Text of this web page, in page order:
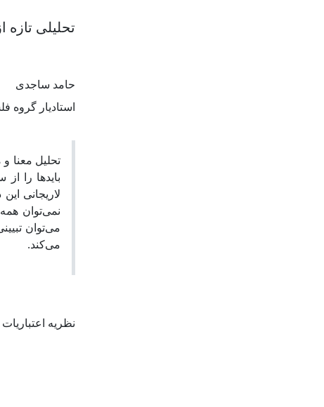
تحلیلی
حامد ساجدی
استادیار گروه
تحلیل معنا
بایدها را
لاریجانی
نمی‌توان
می‌توان
می‌کند.
نظریه اعتباریات